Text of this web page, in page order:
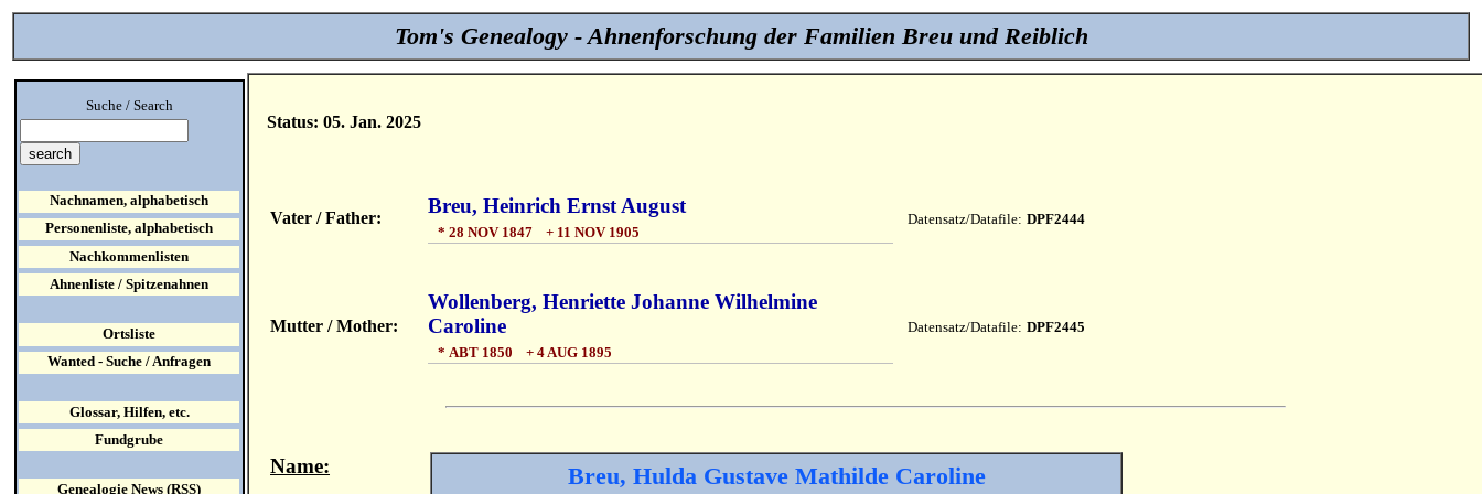
Tom's Genealogy - Ahnenforschung der Familien Breu und Reiblich
Status: 05. Jan. 2025
Vater / Father:
Breu, Heinrich Ernst August
* 28 NOV 1847 + 11 NOV 1905
Datensatz/Datafile: DPF2444
Mutter / Mother:
Wollenberg, Henriette Johanne Wilhelmine
Caroline
* ABT 1850 + 4 AUG 1895
Datensatz/Datafile: DPF2445
Name: Breu, Hulda Gustave Mathilde Caroline
Suche / Search
Nachnamen, alphabetisch
Personenliste, alphabetisch
Nachkommenlisten
Ahnenliste / Spitzenahnen
Ortsliste
Wanted - Suche / Anfragen
Glossar, Hilfen, etc.
Fundgrube
Genealogie News (RSS)